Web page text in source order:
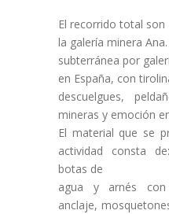
El recorrido total
la galería minera
subterránea por
en España, con
descuelgues,
mineras y emoción
El material que se
actividad consta
botas de
agua y arnés con
anclaje,